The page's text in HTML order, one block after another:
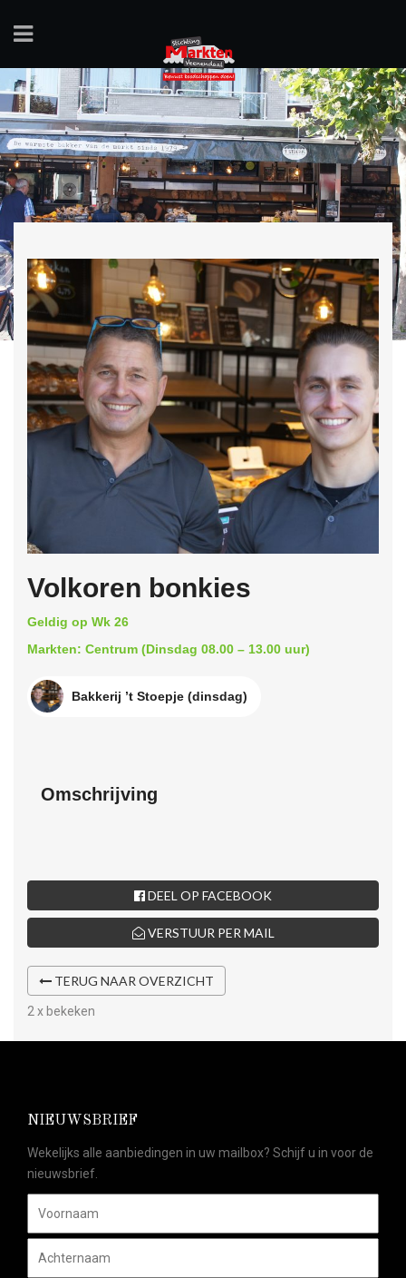
Volkoren bonkies
Geldig op Wk 26
Markten: Centrum (Dinsdag 08.00 – 13.00 uur)
Bakkerij ’t Stoepje (dinsdag)
Omschrijving
DEEL OP FACEBOOK
VERSTUUR PER MAIL
TERUG NAAR OVERZICHT
2 x bekeken
NIEUWSBRIEF
Wekelijks alle aanbiedingen in uw mailbox? Schijf u in voor de
nieuwsbrief.